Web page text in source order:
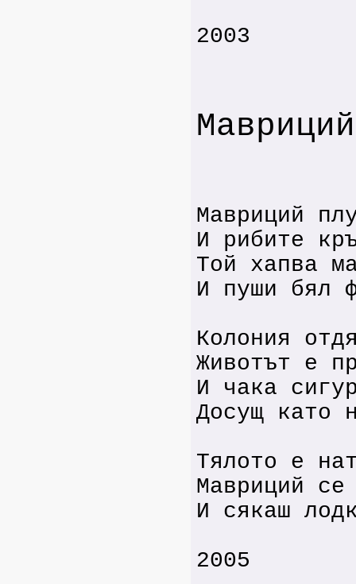
2003
Мавриций
Мавриций
И рибите
Той хапва
И пуши бял
Колония
Животът е
И чака
Досущ като
Тялото е
Мавриций
И сякаш
2005